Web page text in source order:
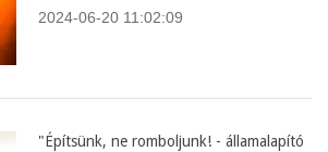
2024-06-20 11:02:09
"Építsünk, ne romboljunk! - államalapító